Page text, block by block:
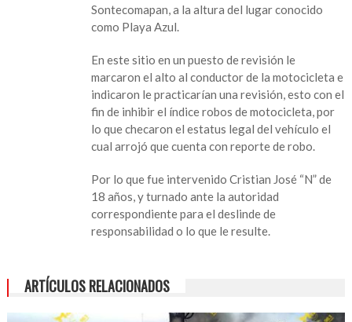
Sontecomapan, a la altura del lugar conocido
como Playa Azul.
En este sitio en un puesto de revisión le
marcaron el alto al conductor de la motocicleta e
indicaron le practicarían una revisión, esto con el
fin de inhibir el índice robos de motocicleta, por
lo que checaron el estatus legal del vehículo el
cual arrojó que cuenta con reporte de robo.
Por lo que fue intervenido Cristian José “N” de
18 años, y turnado ante la autoridad
correspondiente para el deslinde de
responsabilidad o lo que le resulte.
ARTÍCULOS RELACIONADOS